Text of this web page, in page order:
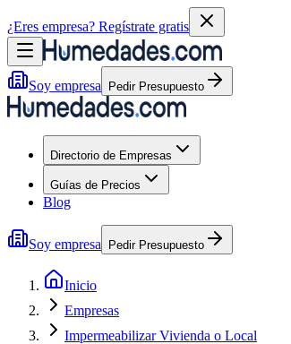
¿Eres empresa? Regístrate gratis
Soy empresa Pedir Presupuesto
Directorio de Empresas
Guías de Precios
Blog
Soy empresa Pedir Presupuesto
Inicio
Empresas
Impermeabilizar Vivienda o Local